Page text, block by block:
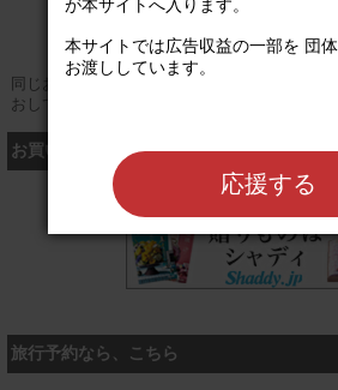
同じお買い物やお申し込みを複数回行う場合
おしてください
お買い物するなら、こちら
シャディ
旅行予約なら、こちら
が本サイトへ入ります。
本サイトでは広告収益の一部を 団
お渡ししています。
応援する